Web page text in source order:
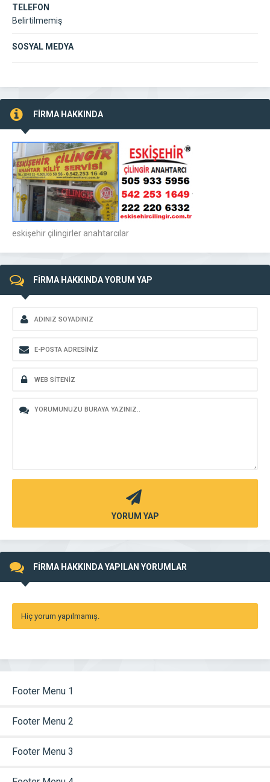
TELEFON
Belirtilmemiş
SOSYAL MEDYA
FİRMA HAKKINDA
eskişehir çilingirler anahtarcılar
FİRMA HAKKINDA YORUM YAP
YORUM YAP
FİRMA HAKKINDA YAPILAN YORUMLAR
Hiç yorum yapılmamış.
Footer Menu 1
Footer Menu 2
Footer Menu 3